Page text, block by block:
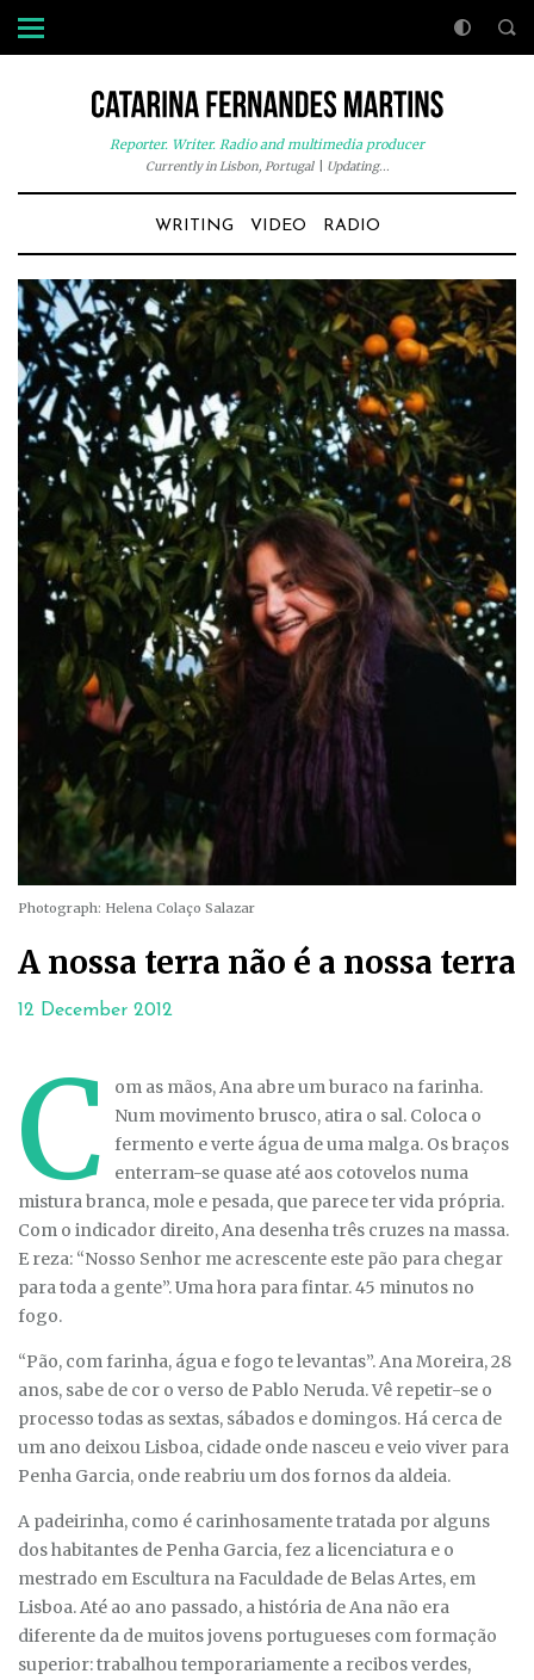
Reporter. Writer. Radio and multimedia producer
Currently in Lisbon, Portugal| Updating...
WRITING VIDEO RADIO
Photograph: Helena Colaço Salazar
A nossa terra não é a nossa terra
12 December 2012
C
om as mãos, Ana abre um buraco na farinha.
Num movimento brusco, atira o sal. Coloca o
fermento e verte água de uma malga. Os braços
enterram-se quase até aos cotovelos numa
mistura branca, mole e pesada, que parece ter vida própria.
Com o indicador direito, Ana desenha três cruzes na massa.
E reza: “Nosso Senhor me acrescente este pão para chegar
para toda a gente”. Uma hora para fintar. 45 minutos no
fogo.
“Pão, com farinha, água e fogo te levantas”. Ana Moreira, 28
anos, sabe de cor o verso de Pablo Neruda. Vê repetir-se o
processo todas as sextas, sábados e domingos. Há cerca de
um ano deixou Lisboa, cidade onde nasceu e veio viver para
Penha Garcia, onde reabriu um dos fornos da aldeia.
A padeirinha, como é carinhosamente tratada por alguns
dos habitantes de Penha Garcia, fez a licenciatura e o
mestrado em Escultura na Faculdade de Belas Artes, em
Lisboa. Até ao ano passado, a história de Ana não era
diferente da de muitos jovens portugueses com formação
superior: trabalhou temporariamente a recibos verdes,